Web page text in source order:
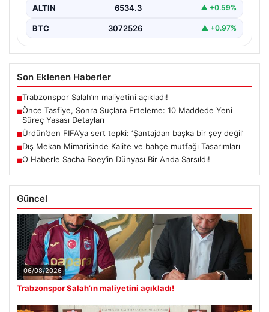
ALTIN 6534.3 ▲ +0.59%
BTC 3072526 ▲ +0.97%
Son Eklenen Haberler
■Trabzonspor Salah’ın maliyetini açıkladı!
■Önce Tasfiye, Sonra Suçlara Erteleme: 10 Maddede Yeni
Süreç Yasası Detayları
■Ürdün’den FIFA’ya sert tepki: ‘Şantajdan başka bir şey değil’
■Dış Mekan Mimarisinde Kalite ve bahçe mutfağı Tasarımları
■O Haberle Sacha Boey’in Dünyası Bir Anda Sarsıldı!
Güncel
06/08/2026
Trabzonspor Salah’ın maliyetini açıkladı!